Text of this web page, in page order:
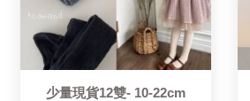
少量現貨12雙- 10-22cm